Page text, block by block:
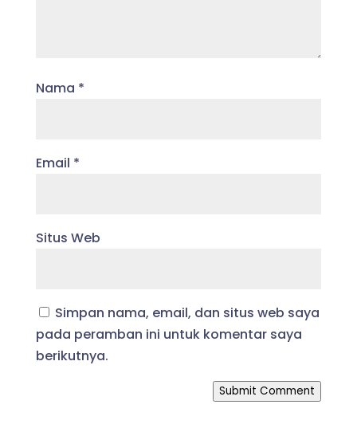
Nama *
Email *
Situs Web
Simpan nama, email, dan situs web saya
pada peramban ini untuk komentar saya
berikutnya.
Submit Comment